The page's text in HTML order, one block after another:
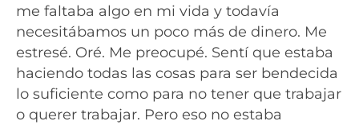
me faltaba algo en mi vida y todavía
necesitábamos un poco más de dinero. Me
estresé. Oré. Me preocupé. Sentí que estaba
haciendo todas las cosas para ser bendecida
lo suficiente como para no tener que trabajar
o querer trabajar. Pero eso no estaba